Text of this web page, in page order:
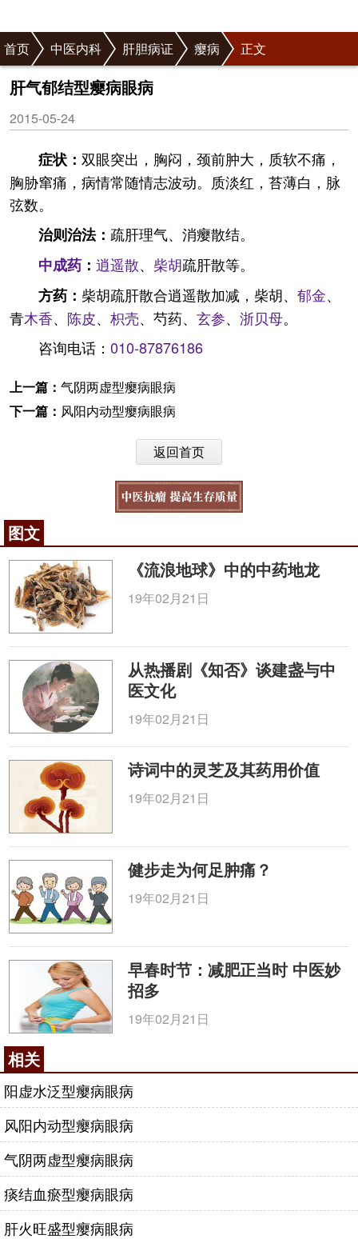
首页 中医内科 肝胆病证 瘿病 正文
肝气郁结型瘿病眼病
2015-05-24
症状： 双眼突出，胸闷，颈前肿大，质软不痛，
胸胁窜痛，病情常随情志波动。质淡红，苔薄白，脉
弦数。
治则治法： 疏肝理气、消瘿散结。
中成药 ： 逍遥散、 柴胡疏肝散等。
方药： 柴胡疏肝散合逍遥散加减，柴胡、 郁金、
青木香、 陈皮、 枳壳、芍药、 玄参、 浙贝母。
咨询电话： 010-87876186
上一篇： 气阴两虚型瘿病眼病
下一篇： 风阳内动型瘿病眼病
返回首页
图文
《流浪地球》中的中药地龙
19年02月21日
从热播剧《知否》谈建盏与中
医文化
19年02月21日
诗词中的灵芝及其药用价值
19年02月21日
健步走为何足肿痛？
19年02月21日
早春时节：减肥正当时 中医妙
招多
19年02月21日
相关
阳虚水泛型瘿病眼病
风阳内动型瘿病眼病
气阴两虚型瘿病眼病
痰结血瘀型瘿病眼病
肝火旺盛型瘿病眼病